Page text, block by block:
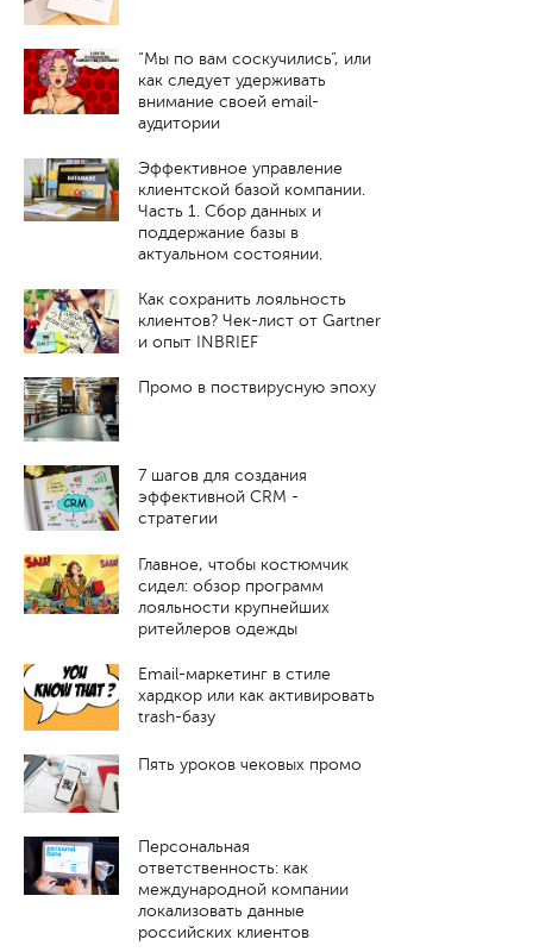
“Мы по вам соскучились”, или
как следует удерживать
внимание своей email-
аудитории
Эффективное управление
клиентской базой компании.
Часть 1. Cбор данных и
поддержание базы в
актуальном состоянии.
Как сохранить лояльность
клиентов? Чек-лист от Gartner
и опыт INBRIEF
Промо в поствирусную эпоху
7 шагов для создания
эффективной CRM -
стратегии
Главное, чтобы костюмчик
сидел: обзор программ
лояльности крупнейших
ритейлеров одежды
Email-маркетинг в стиле
хардкор или как активировать
trash-базу
Пять уроков чековых промо
Персональная
ответственность: как
международной компании
локализовать данные
российских клиентов